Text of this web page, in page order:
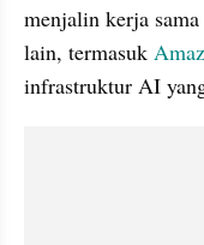
menjalin kerja
lain, termasuk
infrastruktur AI